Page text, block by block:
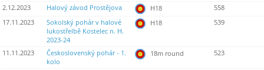
2.12.2023 Halový závod Prostějova H18
558
17.11.2023
Sokolský pohár v halové
lukostřelbě Kostelec n. H.
2023-24
H18 539
11.11.2023
Československý pohár - 1.
kolo
18m round 523